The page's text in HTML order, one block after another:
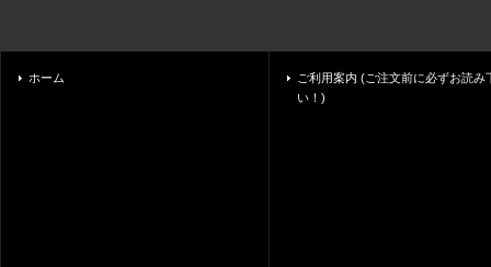
ホーム
ご利用案内 (ご注文前に必ずお読み
い！)